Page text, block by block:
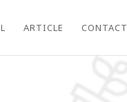
ARTICLE CONTACT